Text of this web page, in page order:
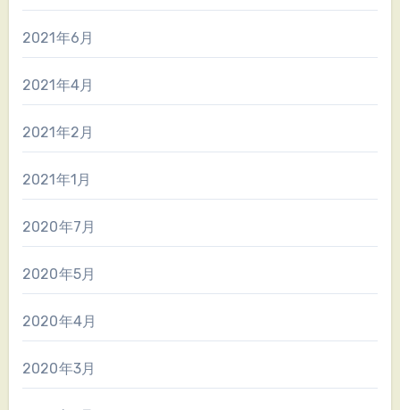
2021年6月
2021年4月
2021年2月
2021年1月
2020年7月
2020年5月
2020年4月
2020年3月